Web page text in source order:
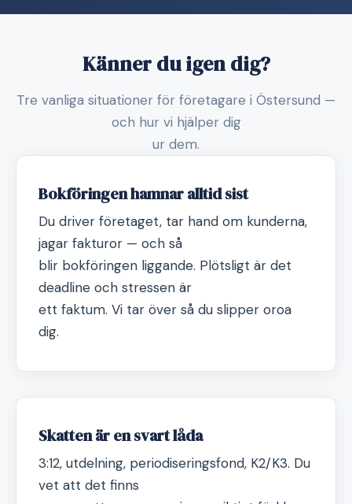
Känner du igen dig?
Tre vanliga situationer för företagare i Östersund —
och hur vi hjälper dig
ur dem.
Bokföringen hamnar alltid sist
Du driver företaget, tar hand om kunderna,
jagar fakturor — och så
blir bokföringen liggande. Plötsligt är det
deadline och stressen är
ett faktum. Vi tar över så du slipper oroa
dig.
Skatten är en svart låda
3:12, utdelning, periodiseringsfond, K2/K3. Du
vet att det finns